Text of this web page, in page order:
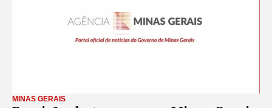
MINAS GERAIS